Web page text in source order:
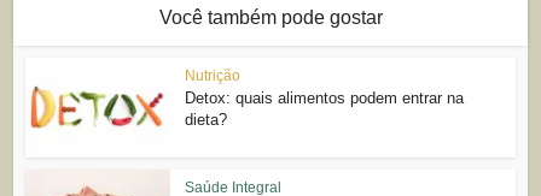
Você também pode gostar
Nutrição
Detox: quais alimentos podem entrar na
dieta?
Saúde Integral